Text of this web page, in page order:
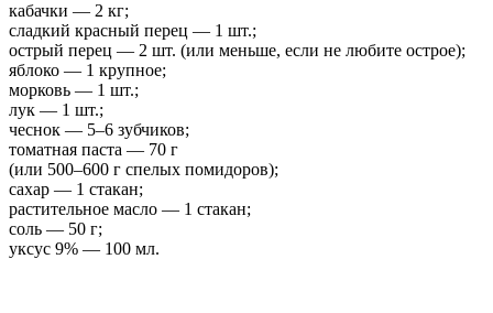
кабачки — 2 кг;
сладкий красный перец — 1 шт.;
острый перец — 2 шт. (или меньше, если не любите острое);
яблоко — 1 крупное;
морковь — 1 шт.;
лук — 1 шт.;
чеснок — 5–6 зубчиков;
томатная паста — 70 г
(или 500–600 г спелых помидоров);
сахар — 1 стакан;
растительное масло — 1 стакан;
соль — 50 г;
уксус 9% — 100 мл.